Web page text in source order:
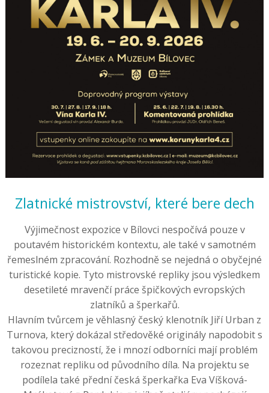
Zlatnické mistrovství, které bere dech
Výjimečnost expozice v Bílovci nespočívá pouze v
poutavém historickém kontextu, ale také v samotném
řemeslném zpracování. Rozhodně se nejedná o obyčejné
turistické kopie. Tyto mistrovské repliky jsou výsledkem
desetileté mravenčí práce špičkových evropských
zlatníků a šperkařů.
Hlavním tvůrcem je věhlasný český klenotník Jiří Urban z
Turnova, který dokázal středověké originály napodobit s
takovou precizností, že i mnozí odborníci mají problém
rozeznat repliku od původního díla. Na projektu se
podílela také přední česká šperkařka Eva Víšková-